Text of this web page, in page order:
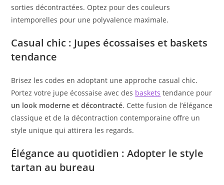
sorties décontractées. Optez pour des couleurs
intemporelles pour une polyvalence maximale.
Casual chic : Jupes écossaises et baskets
tendance
Brisez les codes en adoptant une approche casual chic.
Portez votre jupe écossaise avec des baskets tendance pour
un look moderne et décontracté. Cette fusion de l’élégance
classique et de la décontraction contemporaine offre un
style unique qui attirera les regards.
Élégance au quotidien : Adopter le style
tartan au bureau